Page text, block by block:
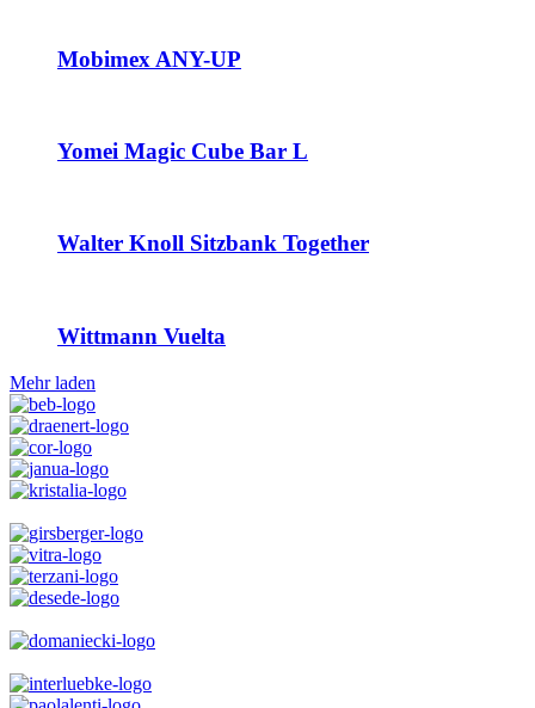
Mobimex ANY-UP
Yomei Magic Cube Bar L
Walter Knoll Sitzbank Together
Wittmann Vuelta
Mehr laden